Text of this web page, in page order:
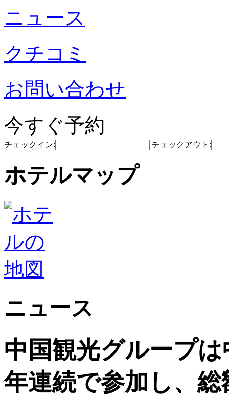
ニュース
クチコミ
お問い合わせ
今すぐ予約
チェックイン: チェックアウト:
ホテルマップ
ニュース
中国観光グループ
年連続で参加し、